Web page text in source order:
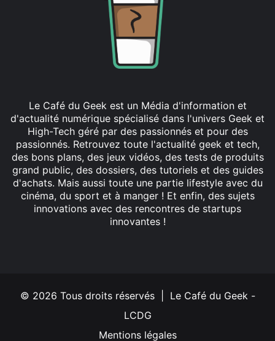
Le Café du Geek est un Média d'information et
d'actualité numérique spécialisé dans l'univers Geek et
High-Tech géré par des passionnés et pour des
passionnés. Retrouvez toute l'actualité geek et tech,
des bons plans, des jeux vidéos, des tests de produits
grand public, des dossiers, des tutoriels et des guides
d'achats. Mais aussi toute une partie lifestyle avec du
cinéma, du sport et à manger ! Et enfin, des sujets
innovations avec des rencontres de startups
innovantes !
© 2026 Tous droits réservés | Le Café du Geek -
LCDG
Mentions légales